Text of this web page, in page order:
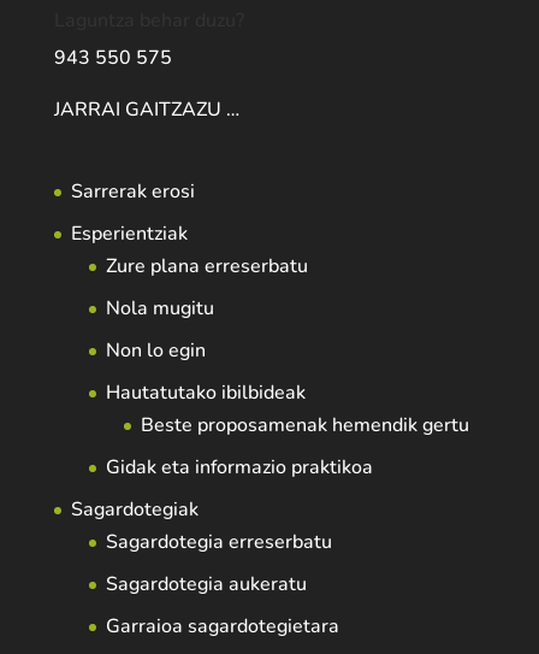
943 550 575
JARRAI GAITZAZU …
Sarrerak erosi
Esperientziak
Zure plana erreserbatu
Nola mugitu
Non lo egin
Hautatutako ibilbideak
Beste proposamenak hemendik gertu
Gidak eta informazio praktikoa
Sagardotegiak
Sagardotegia erreserbatu
Sagardotegia aukeratu
Garraioa sagardotegietara